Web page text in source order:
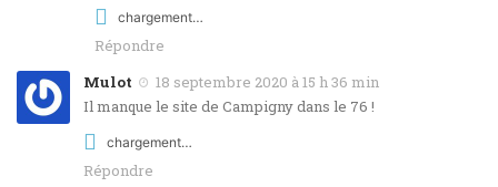
chargement…
Répondre
Mulot
18 septembre 2020 à 15 h 36 min
Il manque le site de Campigny dans le 76 !
chargement…
Répondre